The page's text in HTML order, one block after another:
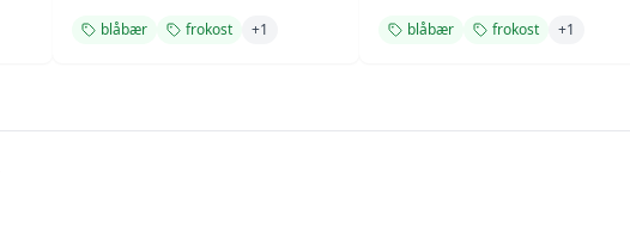
blåbær frokost +1 blåbær frokost +1